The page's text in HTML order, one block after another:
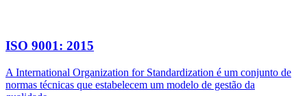
ISO 9001: 2015
A International Organization for Standardization é um conjunto de
normas técnicas que estabelecem um modelo de gestão da